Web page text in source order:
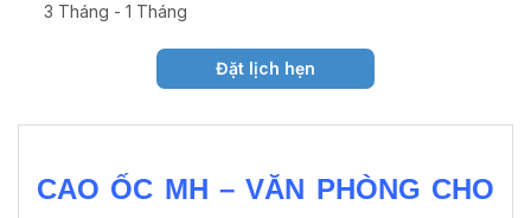
3 Tháng - 1 Tháng
Đặt lịch hẹn
CAO ỐC MH – VĂN PHÒNG CHO